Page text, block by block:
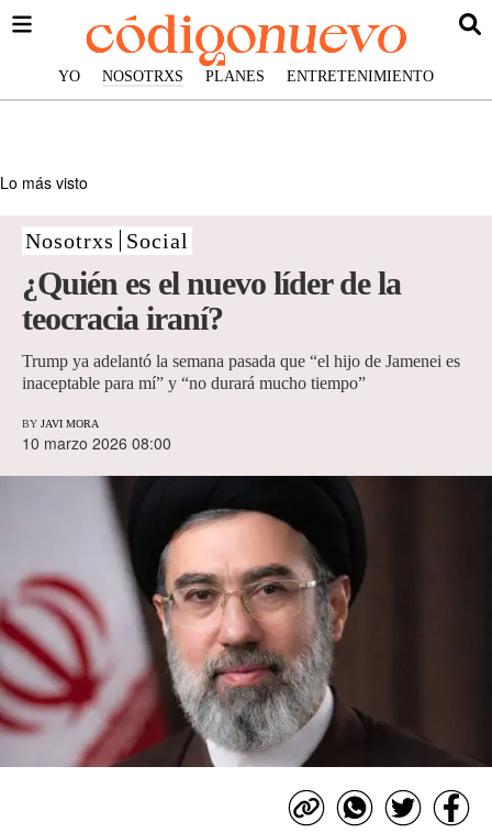
YO NOSOTRXS PLANES ENTRETENIMIENTO
Lo más visto
Nosotrxs Social
¿Quién es el nuevo líder de la
teocracia iraní?
Trump ya adelantó la semana pasada que “el hijo de Jamenei es
inaceptable para mí” y “no durará mucho tiempo”
BY JAVI MORA
10 marzo 2026 08:00